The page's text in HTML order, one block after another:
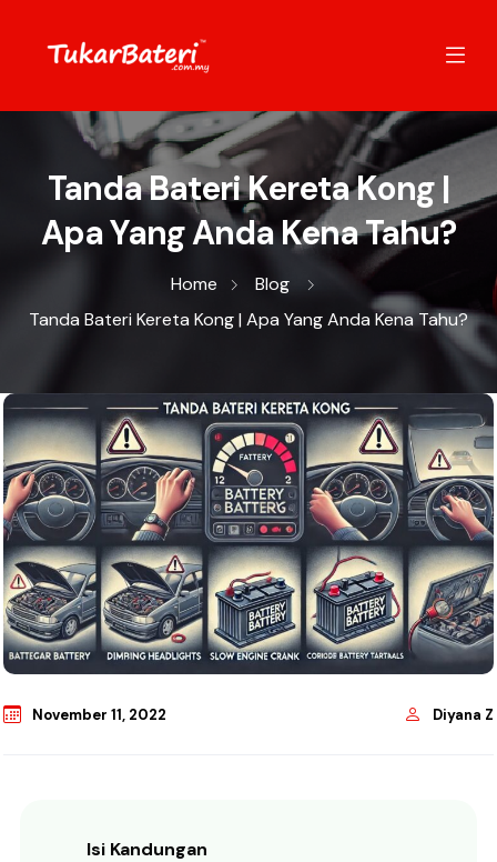
Tanda Bateri Kereta Kong |
Apa Yang Anda Kena Tahu?
Home
Blog
Tanda Bateri Kereta Kong | Apa Yang Anda Kena Tahu?
November 11, 2022 Diyana Z
Isi Kandungan